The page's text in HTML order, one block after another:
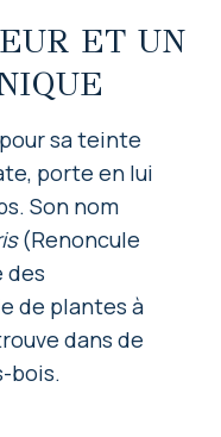
ET UN
sa teinte
porte en lui
Son nom
(Renoncule
des
de plantes à
dans de
bois.